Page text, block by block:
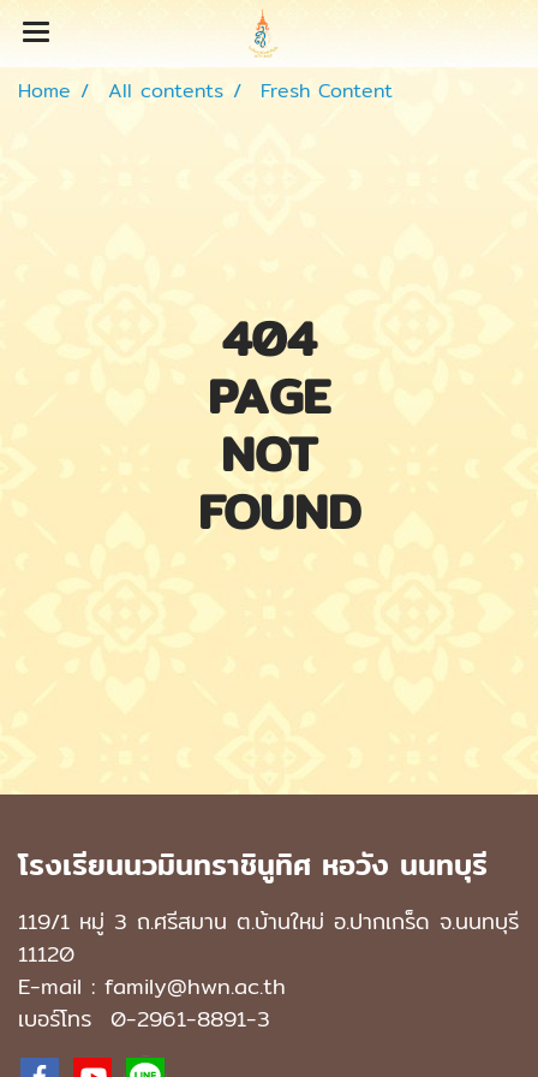
Home All contents Fresh Content
404
PAGE
NOT
FOUND
โรงเรียนนวมินทราชินูทิศ หอวัง นนทบุรี
119/1 หมู่ 3 ถ.ศรีสมาน ต.บ้านใหม่ อ.ปากเกร็ด จ.นนทบุรี
11120
E-mail : family@hwn.ac.th
เบอร์โทร 0-2961-8891-3